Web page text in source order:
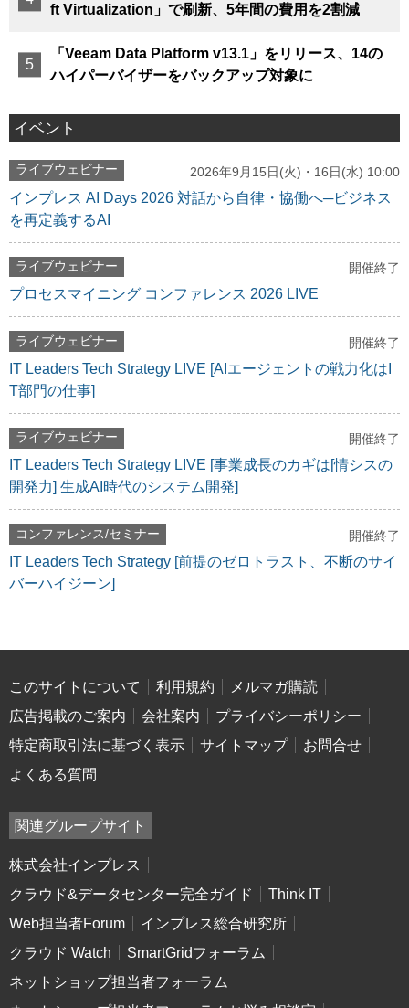
ft Virtualization」で刷新、5年間の費用を2割減
「Veeam Data Platform v13.1」をリリース、14の
ハイパーバイザーをバックアップ対象に
イベント
ライブウェビナー 2026年9月15日(火)・16日(水) 10:00
インプレス AI Days 2026 対話から自律・協働へ─ビジネス
を再定義するAI
ライブウェビナー 開催終了
プロセスマイニング コンファレンス 2026 LIVE
ライブウェビナー 開催終了
IT Leaders Tech Strategy LIVE [AIエージェントの戦力化はI
T部門の仕事]
ライブウェビナー 開催終了
IT Leaders Tech Strategy LIVE [事業成長のカギは[情シスの
開発力] 生成AI時代のシステム開発]
コンファレンス/セミナー 開催終了
IT Leaders Tech Strategy [前提のゼロトラスト、不断のサイ
バーハイジーン]
このサイトについて 利用規約
メルマガ購読
広告掲載のご案内
会社案内
プライバシーポリシー
特定商取引法に基づく表示
サイトマップ
お問合せ
よくある質問
関連グループサイト
株式会社インプレス
クラウド&データセンター完全ガイド
Think IT
Web担当者Forum
インプレス総合研究所
クラウド Watch
SmartGridフォーラム
ネットショップ担当者フォーラム